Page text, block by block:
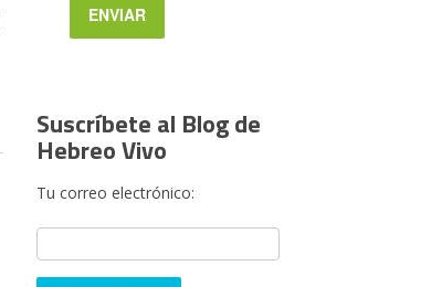
Suscríbete al Blog de
Hebreo Vivo
Tu correo electrónico: